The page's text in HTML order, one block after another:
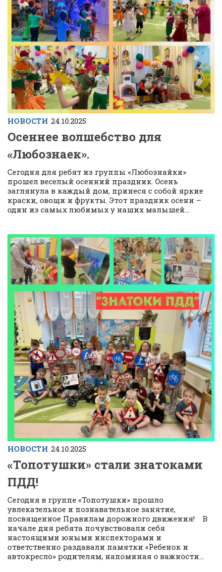
НОВОСТИ 24.10.2025
Осеннее волшебство для
«Любознаек».
Сегодня для ребят из группы «Любознайки»
прошел веселый осенний праздник. Осень
заглянула в каждый дом, принеся с собой яркие
краски, овощи и фрукты. Этот праздник осени –
один из самых любимых у наших малышей...
НОВОСТИ 24.10.2025
«Топотушки» стали знатоками
ПДД!
Сегодня в группе «Топотушки» прошло
увлекательное и познавательное занятие,
посвященное Правилам дорожного движения! В
начале дня ребята почувствовали себя
настоящими юными инспекторами и
ответственно раздавали памятки «Ребенок и
автокресло» родителям, напоминая о важности...